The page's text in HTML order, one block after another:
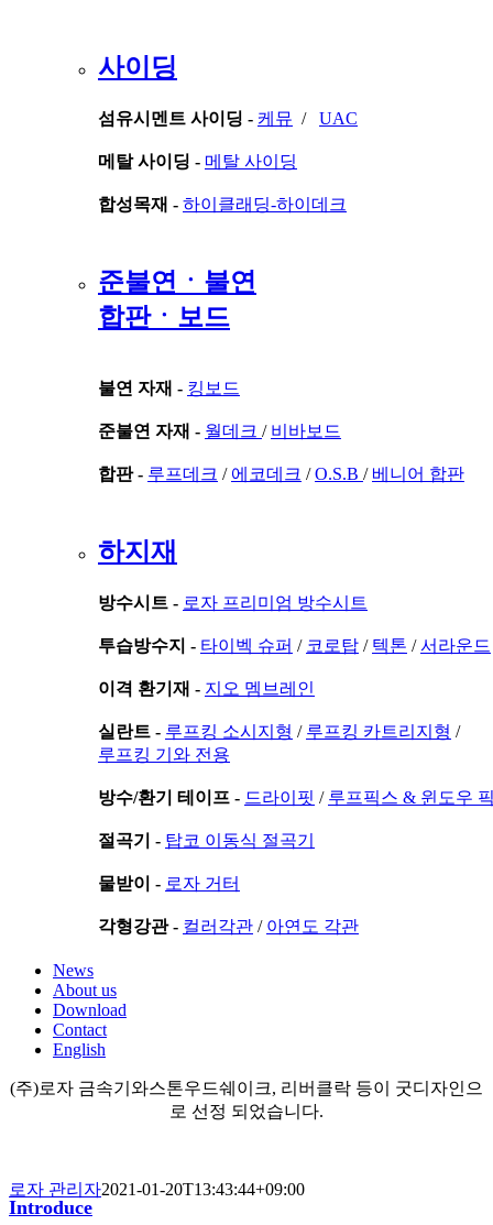
사이딩
섬유시멘트 사이딩 - 케뮤 / UAC
메탈 사이딩 - 메탈 사이딩
합성목재 - 하이클래딩-하이데크
준불연ㆍ불연
합판ㆍ보드
불연 자재 - 킹보드
준불연 자재 - 월데크 / 비바보드
합판 - 루프데크 / 에코데크 /O.S.B / 베니어 합판
하지재
방수시트 - 로자 프리미엄 방수시트
투습방수지 - 타이벡 슈퍼 / 코로탑 / 텍톤 /서라운드
이격 환기재 - 지오 멤브레인
실란트 - 루프킹 소시지형 / 루프킹 카트리지형 /
루프킹 기와 전용
방수/환기 테이프 - 드라이핏 / 루프픽스 & 윈도우
절곡기 - 탑코 이동식 절곡기
물받이 - 로자 거터
각형강관 - 컬러각관 / 아연도 각관
News
About us
Download
Contact
English
(주)로자 금속기와스톤우드쉐이크, 리버클락 등이 굿디자인으
로 선정 되었습니다.
로자 관리자2021-01-20T13:43:44+09:00
Introduce